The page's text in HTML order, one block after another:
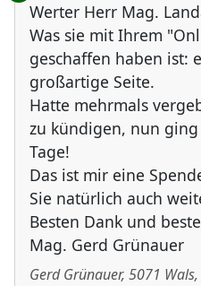
Werter Herr Mag.
Was sie mit Ihrem
geschaffen haben ist:
großartige Seite.
Hatte mehrmals
zu kündigen, nun
Tage!
Das ist mir eine
Sie natürlich auch
Besten Dank und
Mag. Gerd Grünauer
Gerd Grünauer, 5071 Wals,